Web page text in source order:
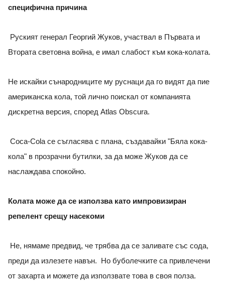
специфична причина
Руският генерал Георгий Жуков, участвал в Първата и
Втората световна война, е имал слабост към кока-колата.
Не искайки сънародниците му руснаци да го видят да пие
американска кола, той лично поискал от компанията
дискретна версия, според Atlas Obscura.
Coca-Cola се съгласява с плана, създавайки "Бяла кока-
кола" в прозрачни бутилки, за да може Жуков да се
наслаждава спокойно.
Колата може да се използва като импровизиран
репелент срещу насекоми
Не, нямаме предвид, че трябва да се заливате със сода,
преди да излезете навън. Но буболечките са привлечени
от захарта и можете да използвате това в своя полза.